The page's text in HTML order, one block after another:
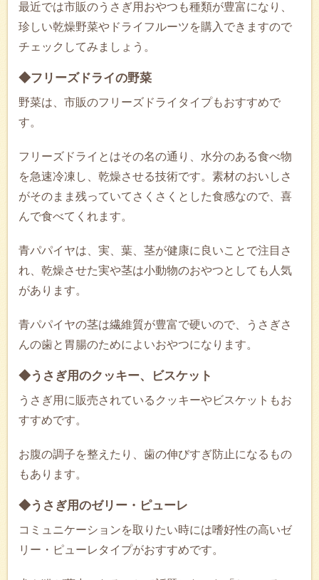
最近では市販のうさぎ用おやつも種類が豊富になり、
珍しい乾燥野菜やドライフルーツを購入できますので
チェックしてみましょう。
◆フリーズドライの野菜
野菜は、市販のフリーズドライタイプもおすすめで
す。
フリーズドライとはその名の通り、水分のある食べ物
を急速冷凍し、乾燥させる技術です。素材のおいしさ
がそのまま残っていてさくさくとした食感なので、喜
んで食べてくれます。
青パパイヤは、実、葉、茎が健康に良いことで注目さ
れ、乾燥させた実や茎は小動物のおやつとしても人気
があります。
青パパイヤの茎は繊維質が豊富で硬いので、うさぎさ
んの歯と胃腸のためによいおやつになります。
◆うさぎ用のクッキー、ビスケット
うさぎ用に販売されているクッキーやビスケットもお
すすめです。
お腹の調子を整えたり、歯の伸びすぎ防止になるもの
もあります。
◆うさぎ用のゼリー・ピューレ
コミュニケーションを取りたい時には嗜好性の高いゼ
リー・ピューレタイプがおすすめです。